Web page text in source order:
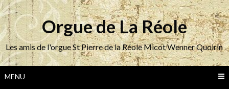
Skip
to
content
Orgue de La Réole
Les amis de l'orgue St Pierre de la Réole Micot Wenner Quoirin
MENU